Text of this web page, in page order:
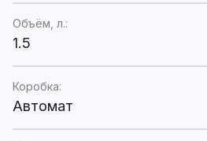
Объём, л.:
1.5
Коробка:
Автомат